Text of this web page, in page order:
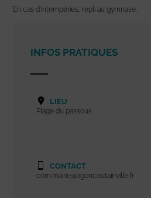
En cas d’intempéries, repli au gymnase.
INFOS PRATIQUES
LIEU
Plage du passous
CONTACT
com.mairie@agoncoutainville.fr